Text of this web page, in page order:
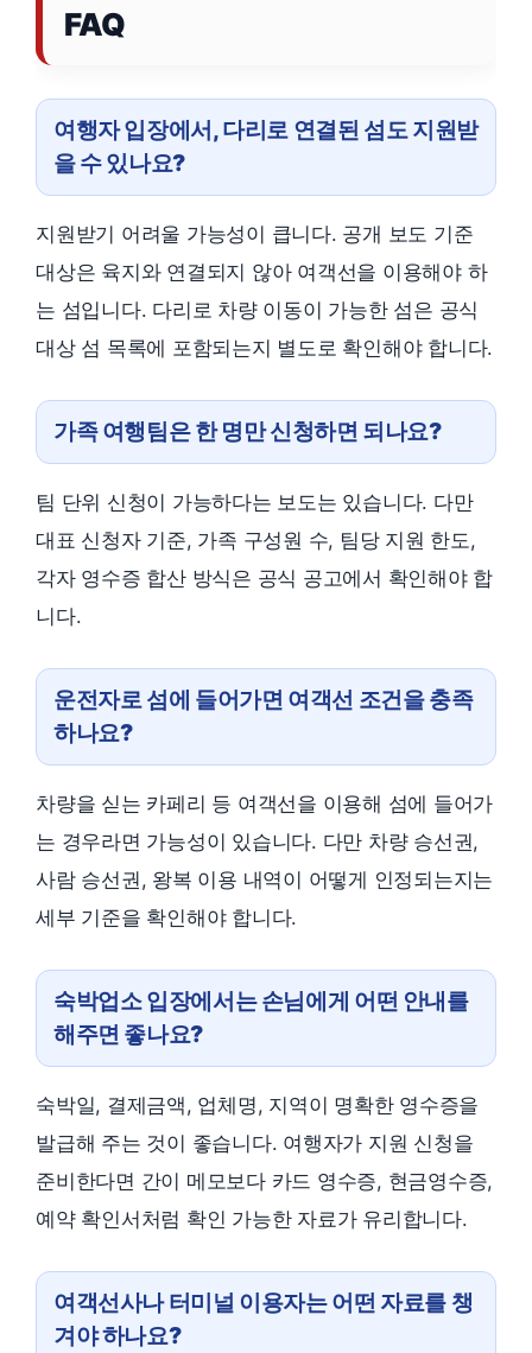
FAQ
여행자 입장에서, 다리로 연결된 섬도 지원받
을 수 있나요?
지원받기 어려울 가능성이 큽니다. 공개 보도 기준
대상은 육지와 연결되지 않아 여객선을 이용해야 하
는 섬입니다. 다리로 차량 이동이 가능한 섬은 공식
대상 섬 목록에 포함되는지 별도로 확인해야 합니다.
가족 여행팀은 한 명만 신청하면 되나요?
팀 단위 신청이 가능하다는 보도는 있습니다. 다만
대표 신청자 기준, 가족 구성원 수, 팀당 지원 한도,
각자 영수증 합산 방식은 공식 공고에서 확인해야 합
니다.
운전자로 섬에 들어가면 여객선 조건을 충족
하나요?
차량을 싣는 카페리 등 여객선을 이용해 섬에 들어가
는 경우라면 가능성이 있습니다. 다만 차량 승선권,
사람 승선권, 왕복 이용 내역이 어떻게 인정되는지는
세부 기준을 확인해야 합니다.
숙박업소 입장에서는 손님에게 어떤 안내를
해주면 좋나요?
숙박일, 결제금액, 업체명, 지역이 명확한 영수증을
발급해 주는 것이 좋습니다. 여행자가 지원 신청을
준비한다면 간이 메모보다 카드 영수증, 현금영수증,
예약 확인서처럼 확인 가능한 자료가 유리합니다.
여객선사나 터미널 이용자는 어떤 자료를 챙
겨야 하나요?